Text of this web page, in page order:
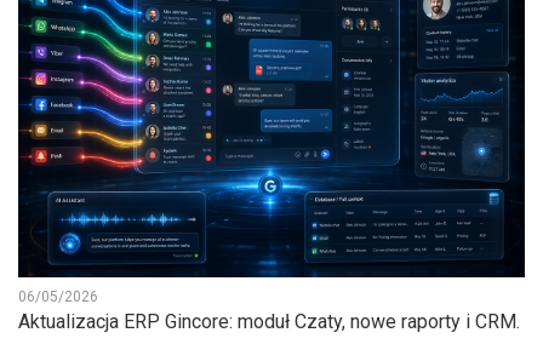
06/05/2026
Aktualizacja ERP Gincore: moduł Czaty, nowe raporty i CRM.